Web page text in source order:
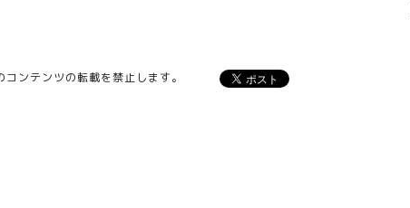
コンテンツの転載を禁止します。